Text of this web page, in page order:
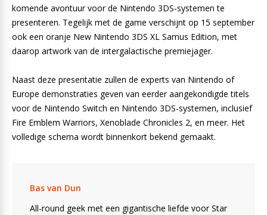
komende avontuur voor de Nintendo 3DS-systemen te
presenteren. Tegelijk met de game verschijnt op 15 september
ook een oranje New Nintendo 3DS XL Samus Edition, met
daarop artwork van de intergalactische premiejager.
Naast deze presentatie zullen de experts van Nintendo of
Europe demonstraties geven van eerder aangekondigde titels
voor de Nintendo Switch en Nintendo 3DS-systemen, inclusief
Fire Emblem Warriors, Xenoblade Chronicles 2, en meer. Het
volledige schema wordt binnenkort bekend gemaakt.
Bas van Dun
All-round geek met een gigantische liefde voor Star